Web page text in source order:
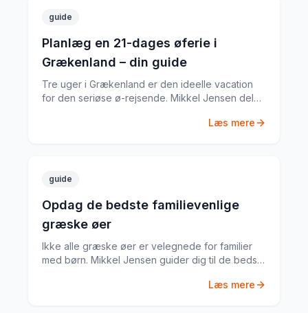
guide
Planlæg en 21-dages øferie i
Grækenland – din guide
Tre uger i Grækenland er den ideelle vacation
for den seriøse ø-rejsende. Mikkel Jensen deler
Læs mere
guide
Opdag de bedste familievenlige
græske øer
Ikke alle græske øer er velegnede for familier
med børn. Mikkel Jensen guider dig til de bedste
Læs mere